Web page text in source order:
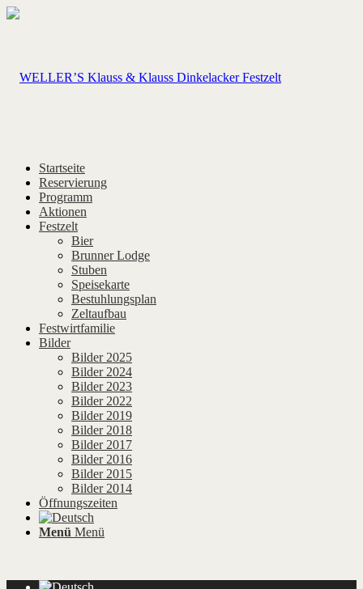
Startseite
Reservierung
Programm
Aktionen
Festzelt
Bier
Brunner Lodge
Stuben
Speisekarte
Bestuhlungsplan
Zeltaufbau
Festwirtfamilie
Bilder
Bilder 2025
Bilder 2024
Bilder 2023
Bilder 2022
Bilder 2019
Bilder 2018
Bilder 2017
Bilder 2016
Bilder 2015
Bilder 2014
Öffnungszeiten
Menü Menü